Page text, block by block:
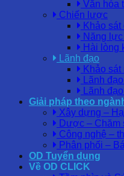
Văn hóa
Chiến lược
Khảo
Năng
Hài lòng
Lãnh đạo
Khảo
Lãnh
Lãnh
Giải pháp theo
Xây dựng –
Dược – Chăm
Công nghệ –
Phân phối –
OD Tuyển dụng
Về OD CLICK